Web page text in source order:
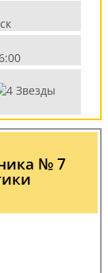
№ 7